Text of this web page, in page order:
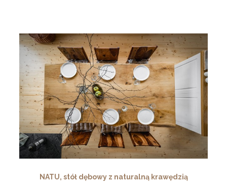
NATU, stół dębowy z naturalną krawędzią